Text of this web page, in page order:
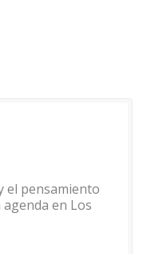
el pensamiento
en Los